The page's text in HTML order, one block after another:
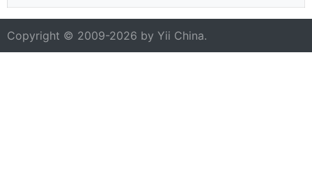
Copyright © 2009-2026 by Yii China.